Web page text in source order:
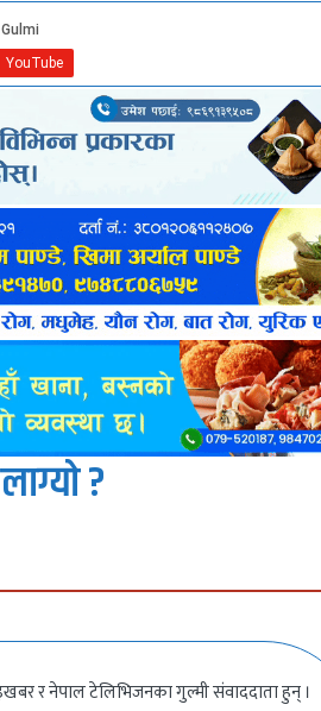
?
र नेपाल टेलिभिजनका गुल्मी संवाददाता हुन् ।